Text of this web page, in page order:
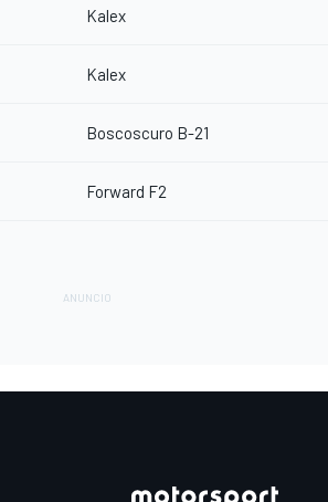
Kalex
Kalex
Boscoscuro B-21
Forward F2